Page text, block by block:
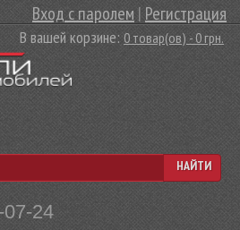
Вход с паролем |Регистрация
В вашей корзине:0 товар(ов) - 0 грн.
24
НАЙТИ